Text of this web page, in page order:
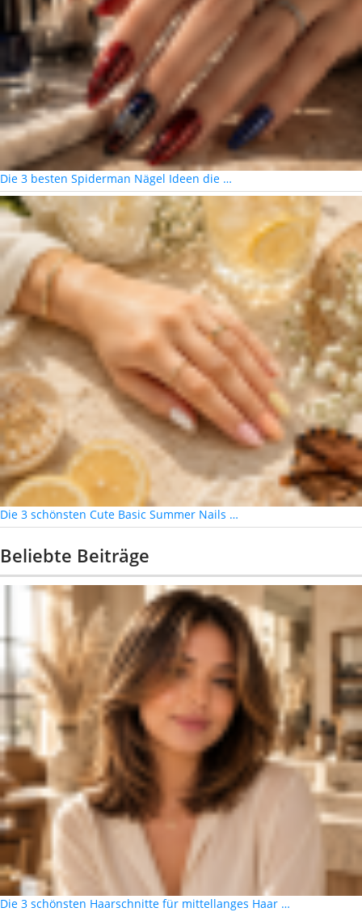
Die 3 besten Spiderman Nägel Ideen die …
Die 3 schönsten Cute Basic Summer Nails …
Beliebte Beiträge
Die 3 schönsten Haarschnitte für mittellanges Haar …